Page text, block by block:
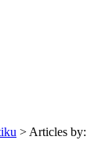
> Articles by: